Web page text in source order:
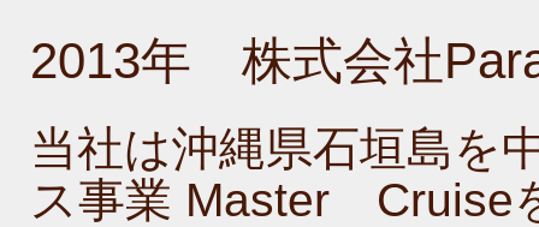
2013年 株式会社
当社は沖縄県石垣島を
ス事業 Master Cruise